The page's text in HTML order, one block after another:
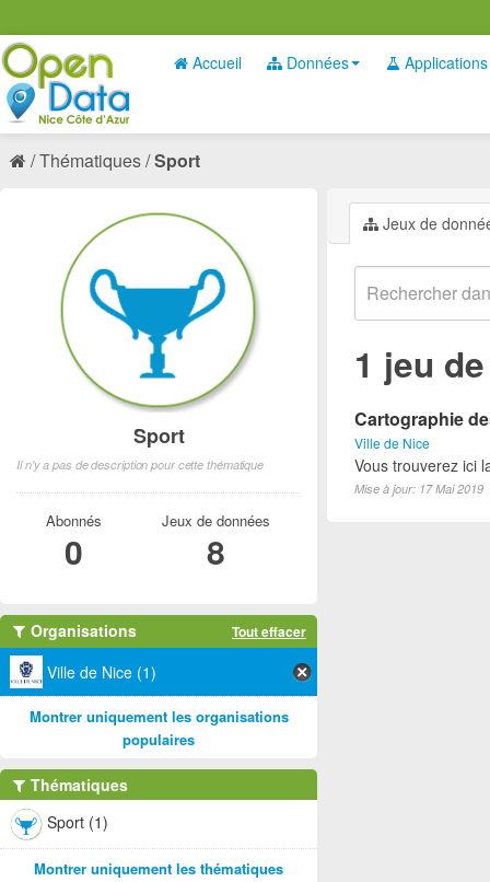
Accueil Données Applications
Thématiques Sport
Jeux de
1 jeu
Cartographie
Ville de Nice
Vous trouverez ici
Mise à jour: 17 Mai 2019
Sport
Il n'y a pas de description pour cette thématique
Abonnés
0
Jeux de données
8
Organisations Tout effacer
Ville de Nice (1)
Montrer uniquement les organisations
populaires
Thématiques
Sport (1)
Montrer uniquement les thématiques